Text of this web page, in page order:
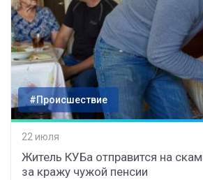
#Происшествие
22 июля
Житель КУБа отправится на
за кражу чужой пенсии